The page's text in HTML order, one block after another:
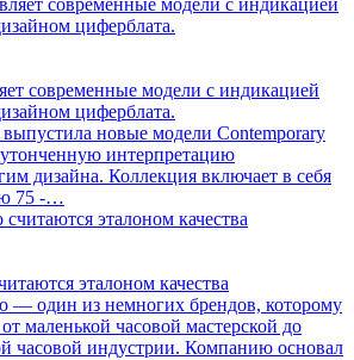
современные модели с индикацией
циферблата.
новые модели Contemporary
интерпретацию
дизайна. Коллекция включает в себя
75 -…
эталоном качества
— один из немногих брендов, которому
маленькой часовой мастерской до
часовой индустрии. Компанию основал